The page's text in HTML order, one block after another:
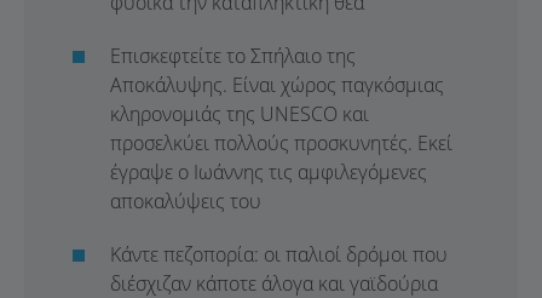
Επισκεφτείτε το Σπήλαιο της
Αποκάλυψης. Είναι χώρος παγκόσμιας
κληρονομιάς της UNESCO και
προσελκύει πολλούς προσκυνητές. Εκεί
έγραψε ο Ιωάννης τις αμφιλεγόμενες
αποκαλύψεις του
Κάντε πεζοπορία: οι παλιοί δρόμοι που
διέσχιζαν κάποτε άλογα και γαϊδούρια